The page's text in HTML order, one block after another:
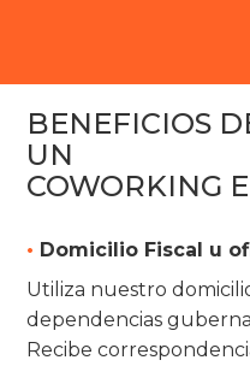
BENEFICIOS
UN
COWORKING
• Domicilio Fiscal u
Utiliza nuestro
dependencias
Recibe